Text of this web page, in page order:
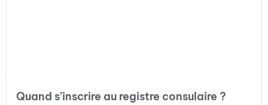
Quand s’inscrire au registre consulaire ?